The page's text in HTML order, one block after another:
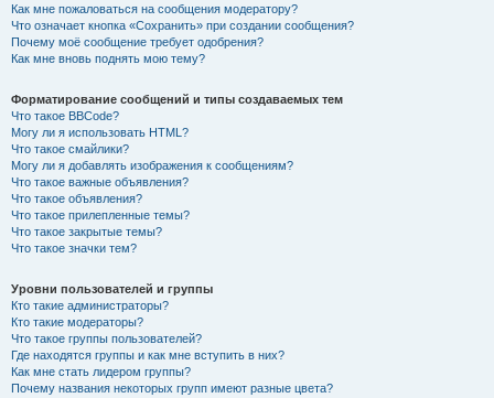
Как мне пожаловаться на сообщения модератору?
Что означает кнопка «Сохранить» при создании сообщения?
Почему моё сообщение требует одобрения?
Как мне вновь поднять мою тему?
Форматирование сообщений и типы создаваемых тем
Что такое BBCode?
Могу ли я использовать HTML?
Что такое смайлики?
Могу ли я добавлять изображения к сообщениям?
Что такое важные объявления?
Что такое объявления?
Что такое прилепленные темы?
Что такое закрытые темы?
Что такое значки тем?
Уровни пользователей и группы
Кто такие администраторы?
Кто такие модераторы?
Что такое группы пользователей?
Где находятся группы и как мне вступить в них?
Как мне стать лидером группы?
Почему названия некоторых групп имеют разные цвета?